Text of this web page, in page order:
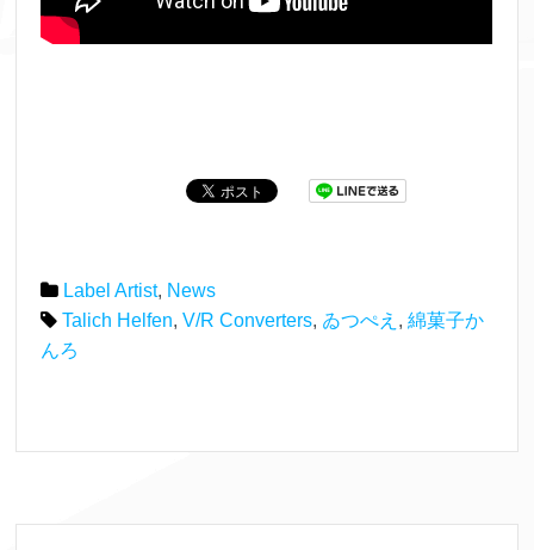
Label Artist, News
Talich Helfen,V/R Converters, ゐつぺえ ,綿菓子か
んろ